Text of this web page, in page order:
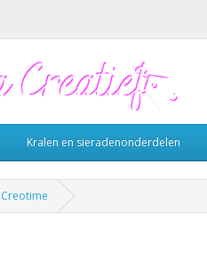
Kralen en sieradenonderdelen
Creotime